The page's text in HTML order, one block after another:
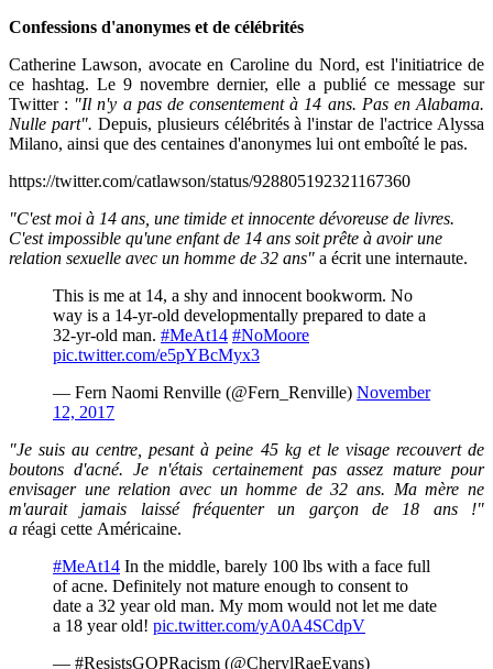
Confessions d'anonymes et de célébrités
Catherine Lawson, avocate en Caroline du Nord, est l'initiatrice de
ce hashtag. Le 9 novembre dernier, elle a publié ce message sur
Twitter : "Il n'y a pas de consentement à 14 ans. Pas en Alabama.
Nulle part". Depuis, plusieurs célébrités à l'instar del'actrice Alyssa
Milano, ainsi que des centaines d'anonymes lui ont emboîté le pas.
https://twitter.com/catlawson/status/928805192321167360
"C'est moi à 14 ans, une timide et innocente dévoreuse de livres.
C'est impossible qu'une enfant de 14 ans soit prête à avoir une
relation sexuelle avec un homme de 32 ans" a écrit une internaute.
This is me at 14, a shy and innocent bookworm. No
way is a 14-yr-old developmentally prepared to date a
32-yr-old man. #MeAt14 #NoMoore
pic.twitter.com/e5pYBcMyx3
— Fern Naomi Renville (@Fern_Renville) November
12, 2017
"Je suis au centre, pesant à peine 45 kg et le visage recouvert de
boutons d'acné. Je n'étais certainement pas assez mature pour
envisager une relation avec un homme de 32 ans. Ma mère ne
m'aurait jamais laissé fréquenter un garçon de 18 ans !"
a réagi cette Américaine.
#MeAt14 In the middle, barely 100 lbs with a face full
of acne. Definitely not mature enough to consent to
date a 32 year old man. My mom would not let me date
a 18 year old! pic.twitter.com/yA0A4SCdpV
— #ResistsGOPRacism (@CherylRaeEvans)